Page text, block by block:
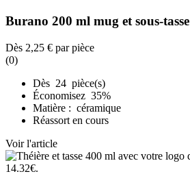
Burano 200 ml mug et sous-tasse
Dès 2,25 € par pièce
(0)
Dès 24 pièce(s)
Économisez 35%
Matière : céramique
Réassort en cours
Voir l'article